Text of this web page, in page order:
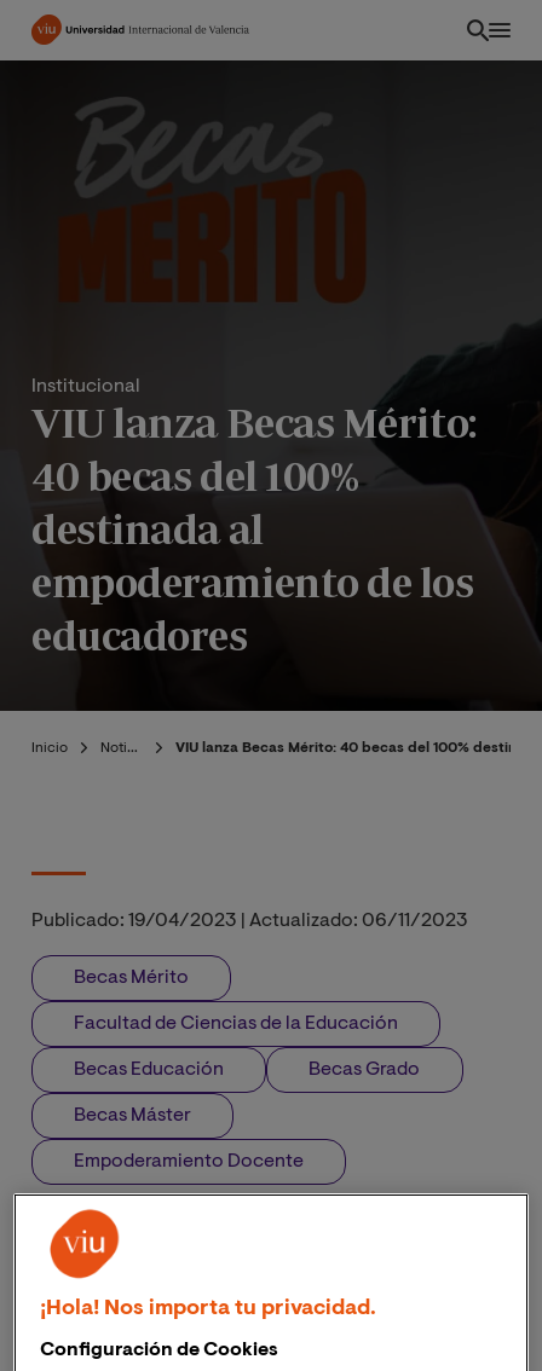
Pasar
Institucional
VIU lanza Becas Mérito:
40 becas del 100%
destinada al
empoderamiento de los
educadores
Inicio Noticias VIU lanza Becas Mérito: 40 becas del 100%
Publicado: 19/04/2023 Actualizado: 06/11/2023
Becas Mérito
Facultad de Ciencias de la Educación
Becas Educación Becas Grado
Becas Máster
Empoderamiento Docente
¡Hola! Nos importa tu privacidad.
Configuración de Cookies